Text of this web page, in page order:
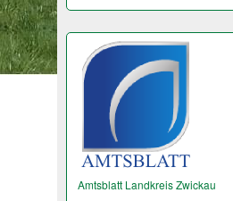
Amtsblatt Landkreis Zwickau